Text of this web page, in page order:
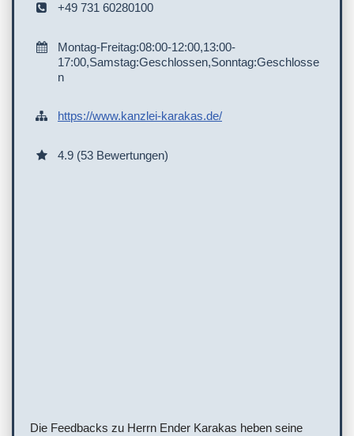
+49 731 60280100
Montag-Freitag:08:00-12:00,13:00-
17:00,Samstag:Geschlossen,Sonntag:Geschlosse
n
https://www.kanzlei-karakas.de/
4.9 (53 Bewertungen)
Die Feedbacks zu Herrn Ender Karakas heben seine